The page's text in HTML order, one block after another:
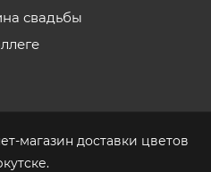
свадьбы
магазин доставки цветов